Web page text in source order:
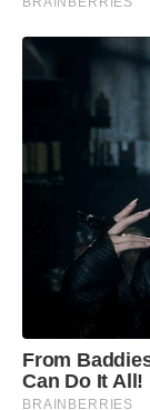
From
Can Do It All!
BRAINBERRIES